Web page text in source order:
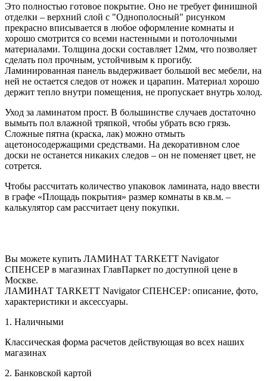
Это полностью готовое покрытие. Оно не требует финишной
отделки – верхний слой с "Однополосный" рисунком
прекрасно вписывается в любое оформление комнаты и
хорошо смотрится со всеми настенными и потолочными
материалами. Толщина доски составляет 12мм, что позволяет
сделать пол прочным, устойчивым к прогибу.
Ламинированная панель выдерживает большой вес мебели, на
ней не остается следов от ножек и царапин. Материал хорошо
держит тепло внутри помещения, не пропускает внутрь холод.
Уход за ламинатом прост. В большинстве случаев достаточно
вымыть пол влажной тряпкой, чтобы убрать всю грязь.
Сложные пятна (краска, лак) можно отмыть
ацетоносодержащими средствами. На декоративном слое
доски не останется никаких следов – он не поменяет цвет, не
сотрется.
Чтобы рассчитать количество упаковок ламината, надо ввести
в графе «Площадь покрытия» размер комнаты в кв.м. –
калькулятор сам рассчитает цену покупки.
Вы можете купить ЛАМИНАТ TARKETT Navigator
СПЕНСЕР в магазинах ГлавПаркет по доступной цене в
Москве.
ЛАМИНАТ TARKETT Navigator СПЕНСЕР: описание, фото,
характеристики и аксессуары.
1. Наличными
Классическая форма расчетов действующая во всех наших
магазинах
2. Банковской картой